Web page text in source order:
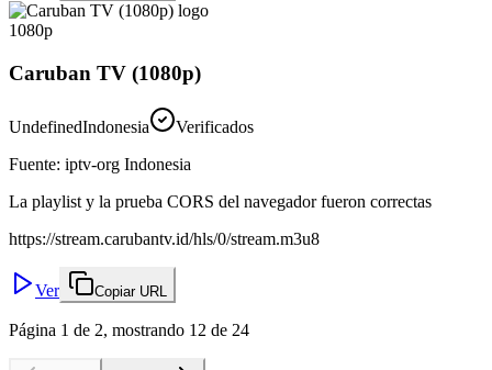
1080p
Caruban TV (1080p)
UndefinedIndonesia
Verificados
Fuente: iptv-org Indonesia
La playlist y la prueba CORS del navegador fueron correctas
https://stream.carubantv.id/hls/0/stream.m3u8
Ver Copiar URL
Página 1 de 2, mostrando 12 de 24